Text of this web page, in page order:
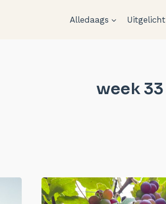
Alledaags Uitgelicht
week 33